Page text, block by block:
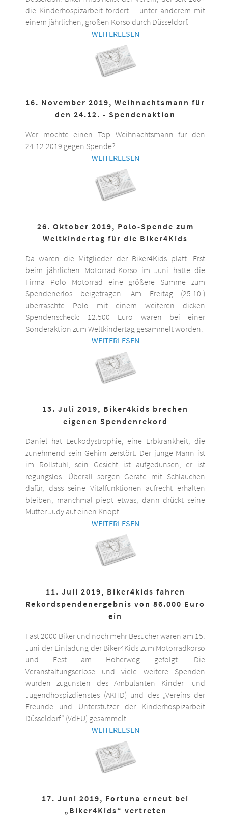
die Kinderhospizarbeit fördert – unter anderem mit
einem jährlichen, großen Korso durch Düsseldorf.
WEITERLESEN
16. November 2019, Weihnachtsmann für
den 24.12. - Spendenaktion
Wer möchte einen Top Weihnachtsmann für den
24.12.2019 gegen Spende?
WEITERLESEN
26. Oktober 2019, Polo-Spende zum
Weltkindertag für die Biker4Kids
Da waren die Mitglieder der Biker4Kids platt: Erst
beim jährlichen Motorrad-Korso im Juni hatte die
Firma Polo Motorrad eine größere Summe zum
Spendenerlös beigetragen. Am Freitag (25.10.)
überraschte Polo mit einem weiteren dicken
Spendenscheck: 12.500 Euro waren bei einer
Sonderaktion zum Weltkindertag gesammelt worden.
WEITERLESEN
13. Juli 2019, Biker4kids brechen
eigenen Spendenrekord
Daniel hat Leukodystrophie, eine Erbkrankheit, die
zunehmend sein Gehirn zerstört. Der junge Mann ist
im Rollstuhl, sein Gesicht ist aufgedunsen, er ist
regungslos. Überall sorgen Geräte mit Schläuchen
dafür, dass seine Vitalfunktionen aufrecht erhalten
bleiben, manchmal piept etwas, dann drückt seine
Mutter Judy auf einen Knopf.
WEITERLESEN
11. Juli 2019, Biker4kids fahren
Rekordspendenergebnis von 86.000 Euro
ein
Fast 2000 Biker und noch mehr Besucher waren am 15.
Juni der Einladung der Biker4Kids zum Motorradkorso
und Fest am Höherweg gefolgt. Die
Veranstaltungserlöse und viele weitere Spenden
wurden zugunsten des Ambulanten Kinder- und
Jugendhospizdienstes (AKHD) und des „Vereins der
Freunde und Unterstützer der Kinderhospizarbeit
Düsseldorf“ (VdFU) gesammelt.
WEITERLESEN
17. Juni 2019, Fortuna erneut bei
„Biker4Kids“ vertreten